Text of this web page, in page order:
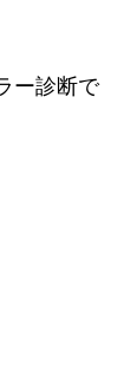
ー診断で